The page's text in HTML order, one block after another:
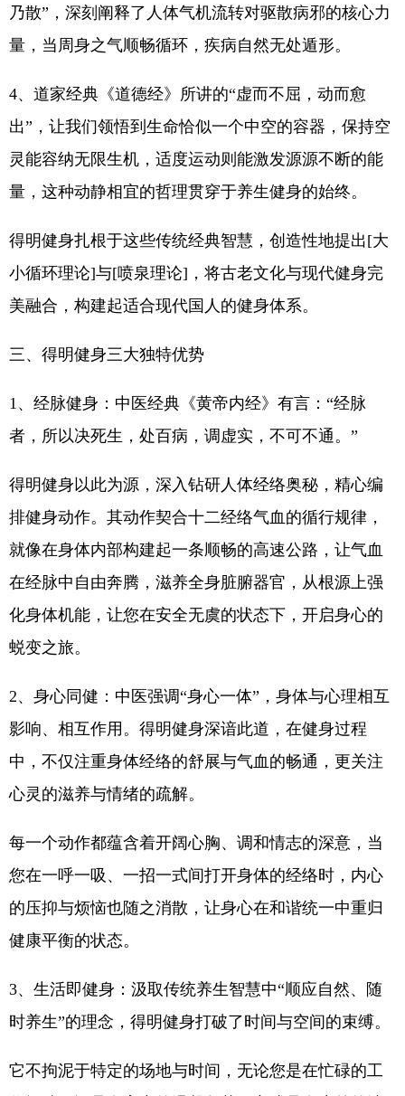
乃散”，深刻阐释了人体气机流转对驱散病邪的核心力
量，当周身之气顺畅循环，疾病自然无处遁形。
4、道家经典《道德经》所讲的“虚而不屈，动而愈
出”，让我们领悟到生命恰似一个中空的容器，保持空
灵能容纳无限生机，适度运动则能激发源源不断的能
量，这种动静相宜的哲理贯穿于养生健身的始终。
得明健身扎根于这些传统经典智慧，创造性地提出[大
小循环理论]与[喷泉理论]，将古老文化与现代健身完
美融合，构建起适合现代国人的健身体系。
三、得明健身三大独特优势
1、经脉健身：中医经典《黄帝内经》有言：“经脉
者，所以决死生，处百病，调虚实，不可不通。”
得明健身以此为源，深入钻研人体经络奥秘，精心编
排健身动作。其动作契合十二经络气血的循行规律，
就像在身体内部构建起一条顺畅的高速公路，让气血
在经脉中自由奔腾，滋养全身脏腑器官，从根源上强
化身体机能，让您在安全无虞的状态下，开启身心的
蜕变之旅。
2、身心同健：中医强调“身心一体”，身体与心理相互
影响、相互作用。得明健身深谙此道，在健身过程
中，不仅注重身体经络的舒展与气血的畅通，更关注
心灵的滋养与情绪的疏解。
每一个动作都蕴含着开阔心胸、调和情志的深意，当
您在一呼一吸、一招一式间打开身体的经络时，内心
的压抑与烦恼也随之消散，让身心在和谐统一中重归
健康平衡的状态。
3、生活即健身：汲取传统养生智慧中“顺应自然、随
时养生”的理念，得明健身打破了时间与空间的束缚。
它不拘泥于特定的场地与时间，无论您是在忙碌的工